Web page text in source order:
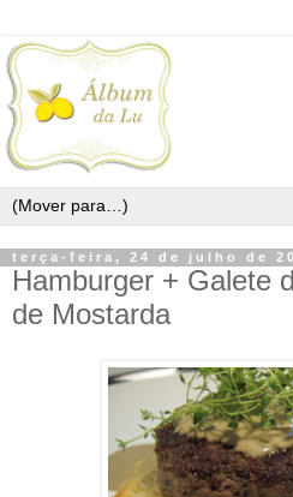
terça-feira, 24 de julho de
Hamburger + Galete
de Mostarda